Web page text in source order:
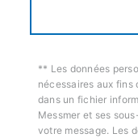
** Les données
nécessaires aux
dans un fichier
Messmer et ses
votre message. Les